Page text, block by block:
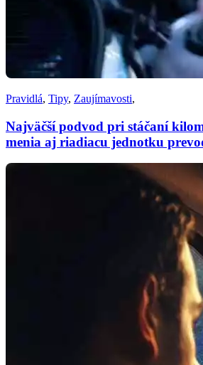
Pravidlá, Tipy, Zaujímavosti,
Najväčší podvod pri stáčaní
menia aj riadiacu jednotku